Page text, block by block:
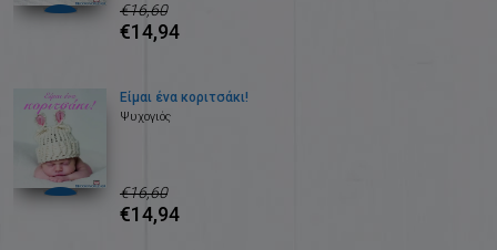
€16,60
€14,94
Είμαι ένα κοριτσάκι!
Ψυχογιός
€16,60
€14,94